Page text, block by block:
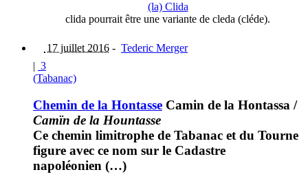
(la) Clida
clida pourrait être une variante de cleda (cléde).
17 juillet 2016 - Tederic Merger
| 3
(Tabanac)
Chemin de la Hontasse Camin de la Hontassa /
Camïn de la Hountasse
Ce chemin limitrophe de Tabanac et du Tourne
figure avec ce nom sur le Cadastre
napoléonien (…)